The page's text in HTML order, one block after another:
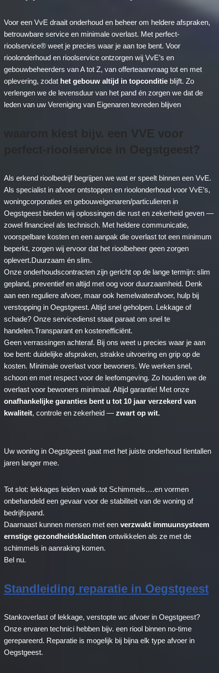
Voor een VvE draait onderhoud en beheer om heldere afspraken,
betrouwbare service en minimale overlast. Met perfect-
rioolservice® weet je precies waar je aan toe bent. Voor
rioolonderhoud en rioolservice ontzorgen wij VvE’s en
gebouwbeheerders van A tot Z, van offerteaanvraag tot en met
oplevering, zodat het gebouw altijd in topconditieblijft. Zo
verlengen we de levensduur van het pand én zorgen we dat de
leden van uw Vereniging van Eigenaren tevreden blijven
waarom kiest bijv. een VVE voor
perfect-rioolservice in Oegstgeest?
Als erkend rioolbedrijf begrijpen we wat er speelt binnen een VvE.
Als specialist in afvoer ontstoppen en rioolonderhoud voor VvE’s,
woningcorporaties en gebouweigenaren/particulieren in
Oegstgeest bieden wij oplossingen die rust en zekerheid geven —
zowel financieel als technisch. Met heldere communicatie,
voorspelbare kosten en een aanpak die overlast tot een minimum
beperkt, zorgen wij ervoor dat het rioolbeheer geen zorgen
oplevert.Duurzaam én slim.
Onze onderhoudscontracten zijn gericht op de lange termijn: slim
gepland, preventief en altijd met oog voor duurzaamheid. Denk
aan een reguliere afvoer, maar ook hemelwaterafvoer, hulp bij
verstopping in Oegstgeest. Altijd snel geholpen. Lekkage of
schade? Onze servicedienst staat paraat om snel te
handelen.Transparant en kostenefficiënt.
Geen verrassingen achteraf. Bij ons weet u precies waar je aan
toe bent: duidelijke afspraken, strakke uitvoering en grip op de
kosten. Minimale overlast voor bewoners. We werken snel,
schoon en met respect voor de leefomgeving. Zo houden we de
overlast voor bewoners minimaal. Altijd garantie! Met onze
onafhankelijke garanties bent u tot 10 jaar verzekerd van
kwaliteit, controle en zekerheid — zwart op wit.
Uw woning in Oegstgeest gaat met het juiste onderhoud tientallen
jaren langer mee.
Tot slot: lekkages leiden vaak tot Schimmels….en vormen
onbehandeld een gevaar voor de stabiliteit van de woning of
bedrijfspand.
Daarnaast kunnen mensen met een verzwakt immuunsysteem
ernstige gezondheidsklachten ontwikkelen als ze met de
schimmels in aanraking komen.
Bel nu.
Standleiding reparatie in Oegstgeest
Stankoverlast of lekkage, verstopte wc afvoer in Oegstgeest?
Onze ervaren technici hebben bijv. een riool binnen no-time
gerepareerd. Reparatie is mogelijk bij bijna elk type afvoer in
Oegstgeest.